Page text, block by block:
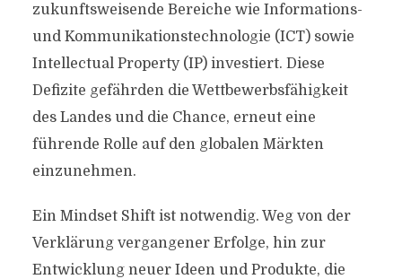
zukunftsweisende Bereiche wie Informations-
und Kommunikationstechnologie (ICT) sowie
Intellectual Property (IP) investiert. Diese
Defizite gefährden die Wettbewerbsfähigkeit
des Landes und die Chance, erneut eine
führende Rolle auf den globalen Märkten
einzunehmen.
Ein Mindset Shift ist notwendig. Weg von der
Verklärung vergangener Erfolge, hin zur
Entwicklung neuer Ideen und Produkte, die